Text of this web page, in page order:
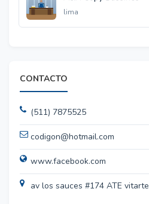
lima
CONTACTO
(511) 7875525
codigon@hotmail.com
www.facebook.com
av los sauces #174 ATE vitarte